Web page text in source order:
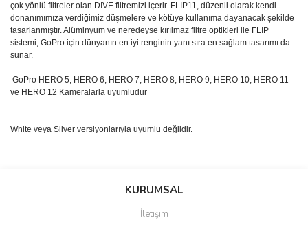
çok yönlü filtreler olan DIVE filtremizi içerir. FLIP11, düzenli olarak kendi
donanımımıza verdiğimiz düşmelere ve kötüye kullanıma dayanacak şekilde
tasarlanmıştır. Alüminyum ve neredeyse kırılmaz filtre optikleri ile FLIP
sistemi, GoPro için dünyanın en iyi renginin yanı sıra en sağlam tasarımı da
sunar.
GoPro HERO 5, HERO 6, HERO 7, HERO 8, HERO 9, HERO 10, HERO 11
ve HERO 12 Kameralarla uyumludur
White veya Silver versiyonlarıyla uyumlu değildir.
Bu ürüne ilk yorumu siz yapın!
KURUMSAL
İletişim